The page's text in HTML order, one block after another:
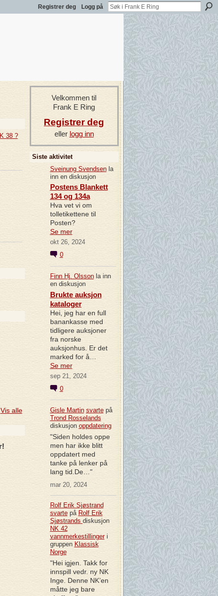
Registrer deg Logg på
38 ?
Vis alle
Velkommen til
Frank E Ring
Registrer deg
eller logg inn
Siste aktivitet
Sveinung Svendsenla
inn en diskusjon
Postens Blankett
134 og 134a
Hva vet vi om
tolletikettene til
Posten?
Se mer
okt 26, 2024
0
Finn Hj. Olssonla inn
en diskusjon
Brukte auksjon
kataloger
Hei, jeg har en full
banankasse med
tidligere auksjoner
fra norske
auksjonhus. Er det
marked for å…
Se mer
sep 21, 2024
0
Gisle Martin svartepå
Trond Rosselands
diskusjon oppdatering
"Siden holdes oppe
men har ikke blitt
oppdatert med
tanke på lenker på
lang tid.De…"
mar 20, 2024
Rolf Erik Sjøstrand
svartepå Rolf Erik
Sjøstrands diskusjon
NK 42
vannmerkestillingeri
gruppen Klassisk
Norge
"Hei igjen. Takk for
innspill vedr. ny NK
Inge. Denne NK’en
måtte jeg bare